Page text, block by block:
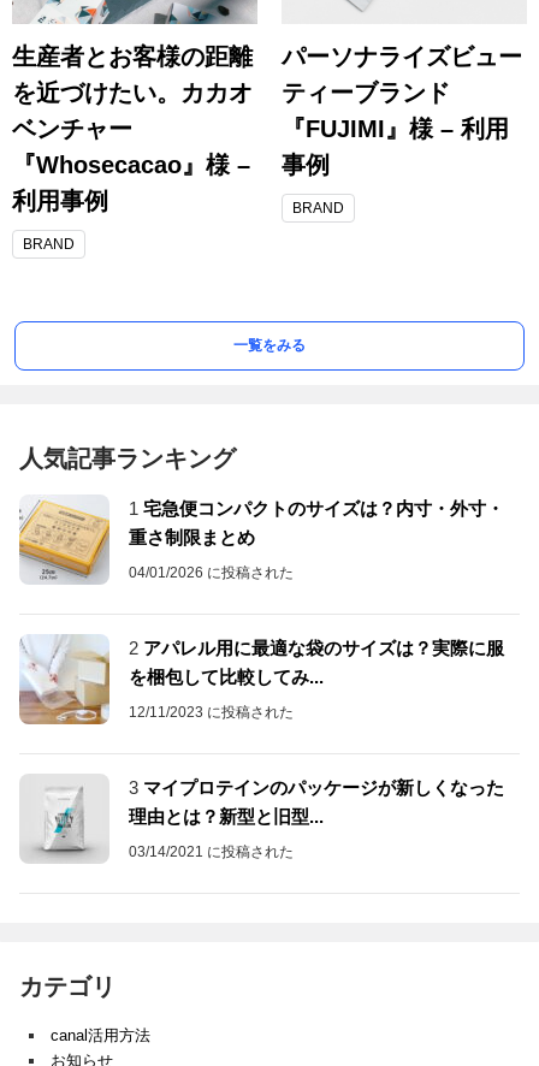
生産者とお客様の距離
を近づけたい。カカオ
ベンチャー
『Whosecacao』様 –
利用事例
BRAND
パーソナライズビュー
ティーブランド
『FUJIMI』様 – 利用
事例
BRAND
一覧をみる
人気記事ランキング
1 宅急便コンパクトのサイズは？内寸・外寸・
重さ制限まとめ
04/01/2026 に投稿された
2 アパレル用に最適な袋のサイズは？実際に服
を梱包して比較してみ...
12/11/2023 に投稿された
3 マイプロテインのパッケージが新しくなった
理由とは？新型と旧型...
03/14/2021 に投稿された
カテゴリ
canal活用方法
お知らせ